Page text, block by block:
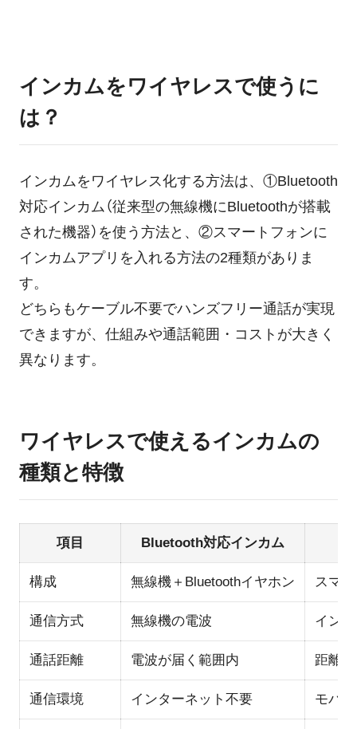
インカムをワイヤレスで使うに
は？
インカムをワイヤレス化する方法は、①Bluetooth
対応インカム（従来型の無線機にBluetoothが搭載
された機器）を使う方法と、②スマートフォンに
インカムアプリを入れる方法の2種類がありま
す。
どちらもケーブル不要でハンズフリー通話が実現
できますが、仕組みや通話範囲・コストが大きく
異なります。
ワイヤレスで使えるインカムの
種類と特徴
項目 Bluetooth対応インカム
構成 無線機＋Bluetoothイヤホン スマ
通信方式 無線機の電波 イン
通話距離 電波が届く範囲内 距離
通信環境 インターネット不要 モバ